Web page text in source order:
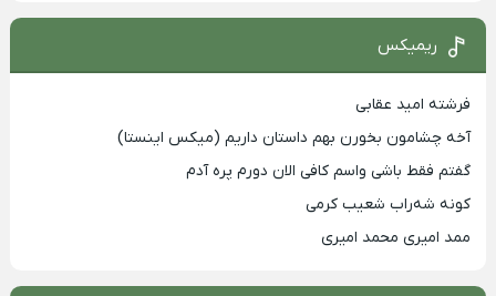
ریمیکس
فرشته امید عقابی
آخه چشامون بخورن بهم داستان داریم (میکس اینستا)
گفتم فقط باشی واسم کافی الان دورم پره آدم
کونه شه‌راب شعیب کرمی
ممد امیری محمد امیری